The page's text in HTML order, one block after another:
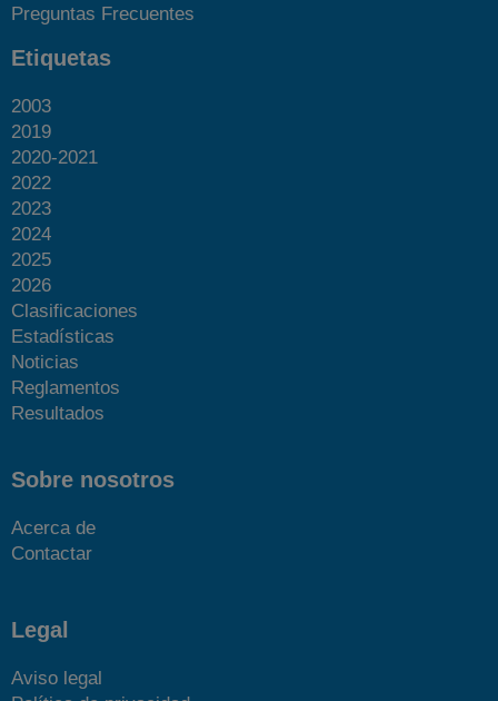
Preguntas Frecuentes
Etiquetas
2003
2019
2020-2021
2022
2023
2024
2025
2026
Clasificaciones
Estadísticas
Noticias
Reglamentos
Resultados
Sobre nosotros
Acerca de
Contactar
Legal
Aviso legal